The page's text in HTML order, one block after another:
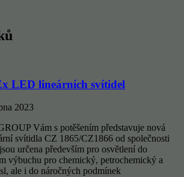
LED lineárních svítidel
2023
Vám s potěšením představuje nová
svítidla CZ 1865/CZ1866 od společnosti
určena především pro osvětlení do
výbuchu pro chemický, petrochemický a
ale i do náročných podmínek